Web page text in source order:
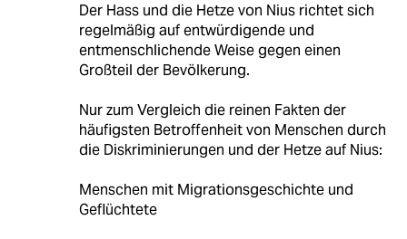
Der Hass und die Hetze von Nius richtet sich
regelmäßig auf entwürdigende und
entmenschlichende Weise gegen einen
Großteil der Bevölkerung.
Nur zum Vergleich die reinen Fakten der
häufigsten Betroffenheit von Menschen durch
die Diskriminierungen und der Hetze auf Nius:
Menschen mit Migrationsgeschichte und
Geflüchtete